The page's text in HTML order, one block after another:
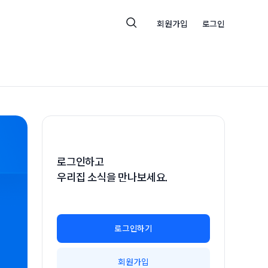
회원가입 로그인
로그인하고
우리집 소식을 만나보세요.
로그인하기
회원가입